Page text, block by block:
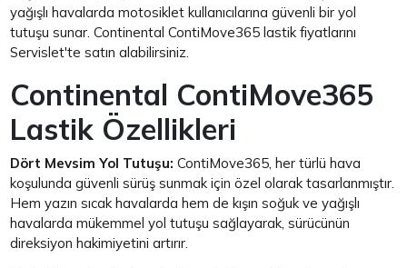
yağışlı havalarda motosiklet kullanıcılarına güvenli bir yol
tutuşu sunar. Continental ContiMove365 lastik fiyatlarını
Servislet'te satın alabilirsiniz.
Continental ContiMove365
Lastik Özellikleri
Dört Mevsim Yol Tutuşu:ContiMove365, her türlü hava
koşulunda güvenli sürüş sunmak için özel olarak tasarlanmıştır.
Hem yazın sıcak havalarda hem de kışın soğuk ve yağışlı
havalarda mükemmel yol tutuşu sağlayarak, sürücünün
direksiyon hakimiyetini artırır.